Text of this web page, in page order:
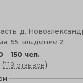
д.
55, владение 2
- 150 чел.
(119 отзывов)